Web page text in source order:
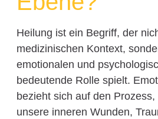
Heilung ist ein Begriff, der
medizinischen Kontext,
emotionalen und
bedeutende Rolle spielt.
bezieht sich auf den
unsere inneren Wunden,